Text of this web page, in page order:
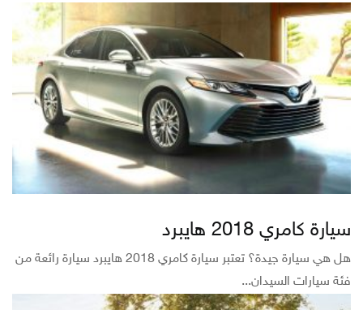
سيارة كامري 2018 هايبرد
هل هي سيارة جيدة؟ تعتبر سيارة كامري 2018 هايبرد سيارة رائعة من
فئة سيارات السيدان...